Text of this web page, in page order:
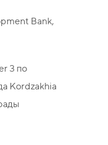
Bank,
3 по
Kordzakhia